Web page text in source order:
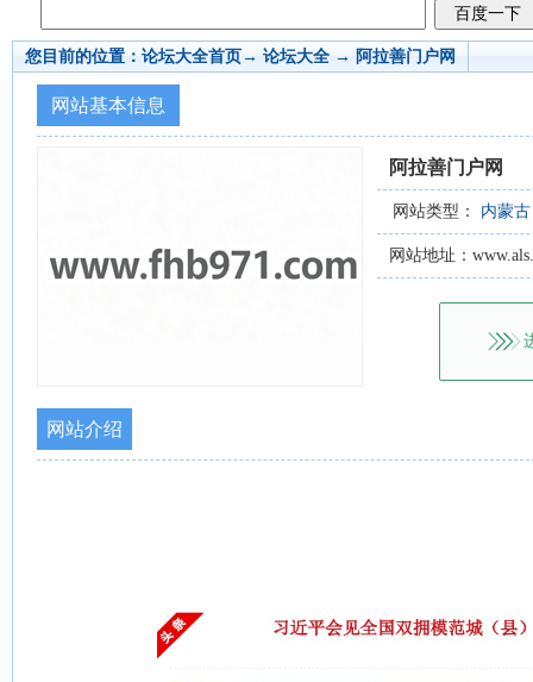
您目前的位置： 论坛大全首页→ 论坛大全 → 阿拉善门户网
网站基本信息
阿拉善门户网
网站类型： 内蒙古
网站地址：
网站介绍